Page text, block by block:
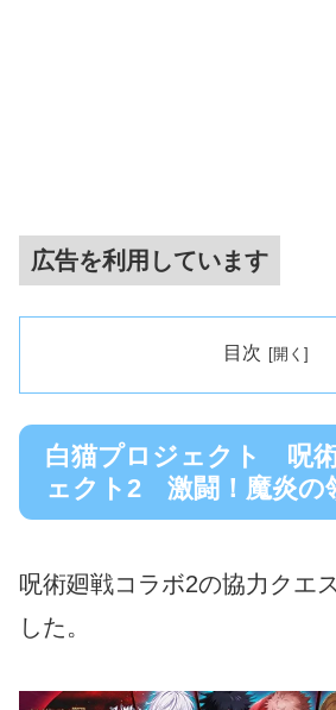
広告を利用しています
目次
白猫プロジェクト 呪
ェクト2 激闘！魔炎の
呪術廻戦コラボ2の協力クエ
した。